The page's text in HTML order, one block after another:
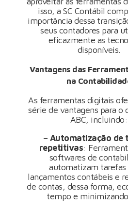
isso, a SC Contábil
importância dessa
seus contadores para
eficazmente as
disponíveis.
Vantagens das
na
As ferramentas digitais
série de vantagens para o
ABC, incluindo:
– Automatização de
repetitivas:
softwares de
automatizam tarefas
lançamentos contábeis e
de contas, dessa forma,
tempo e